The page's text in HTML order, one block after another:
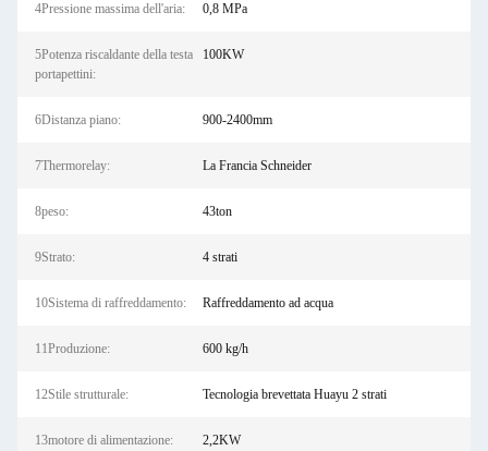
4Pressione massima dell'aria: 0,8 MPa
5Potenza riscaldante della testa
portapettini:
100KW
6Distanza piano: 900-2400mm
7Thermorelay: La Francia Schneider
8peso: 43ton
9Strato: 4 strati
10Sistema di raffreddamento: Raffreddamento ad acqua
11Produzione: 600 kg/h
12Stile strutturale: Tecnologia brevettata Huayu 2 strati
13motore di alimentazione: 2,2KW